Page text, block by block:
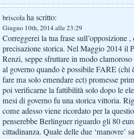
briscolaha scritto:
Giugno 10th, 2014 alle 23:29
Correggerei la tua frase sull’opposizione
precisazione storica. Nel Maggio 2014 il
Renzi, seppe sfruttare in modo
al governo quando è possibile FARE (chi
fare ma solo emendare ect) promesse
poi verificarne la fattibilità solo dopo le
mesi di governo fu una storica vittoria.
come adesso viene ricordato per la
penserebbe Berlinguer riguardo gli 80
cittadinanza. Quale delle due ‘manovre’